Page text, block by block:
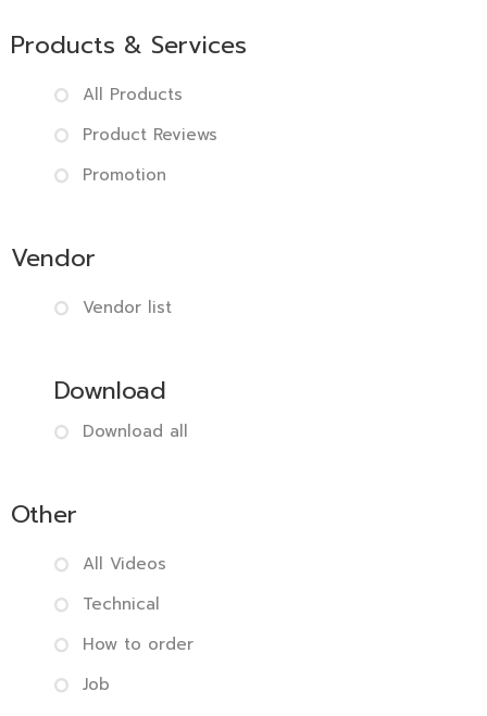
Products & Services
All Products
Product Reviews
Promotion
Vendor
Vendor list
Download
Download all
Other
All Videos
Technical
How to order
Job